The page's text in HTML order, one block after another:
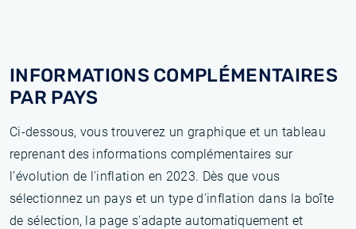
INFORMATIONS COMPLÉMENTAIRES
PAR PAYS
Ci-dessous, vous trouverez un graphique et un tableau
reprenant des informations complémentaires sur
l’évolution de l'inflation en 2023. Dès que vous
sélectionnez un pays et un type d'inflation dans la boîte
de sélection, la page s'adapte automatiquement et